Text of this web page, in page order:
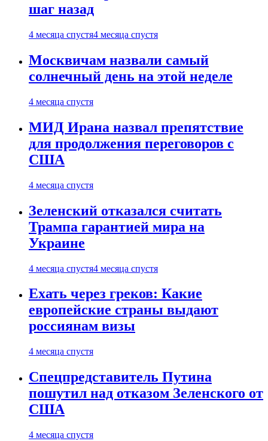
шаг назад
4 месяца спустя4 месяца спустя
Москвичам назвали самый
солнечный день на этой неделе
4 месяца спустя
МИД Ирана назвал препятствие
для продолжения переговоров с
США
4 месяца спустя
Зеленский отказался считать
Трампа гарантией мира на
Украине
4 месяца спустя4 месяца спустя
Ехать через греков: Какие
европейские страны выдают
россиянам визы
4 месяца спустя
Спецпредставитель Путина
пошутил над отказом Зеленского от
США
4 месяца спустя